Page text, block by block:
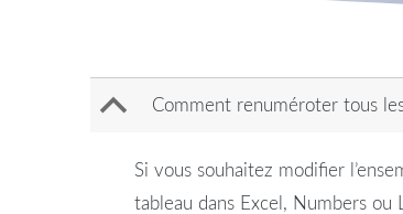
B Comment renuméroter tous
Si vous souhaitez modifier
tableau dans Excel, Numbers